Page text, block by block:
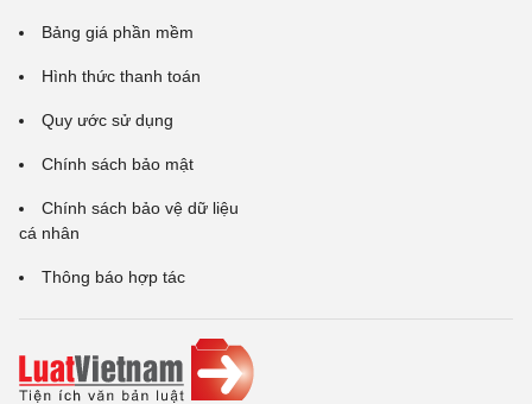
Bảng giá phần mềm
Hình thức thanh toán
Quy ước sử dụng
Chính sách bảo mật
Chính sách bảo vệ dữ liệu
cá nhân
Thông báo hợp tác